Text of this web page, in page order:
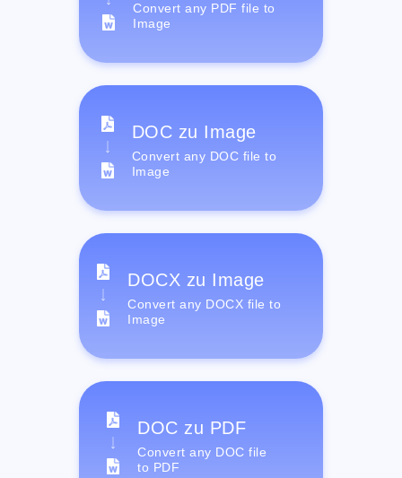
Convert any PDF file to
Image
DOC zu Image
Convert any DOC file to
Image
DOCX zu Image
Convert any DOCX file to
Image
DOC zu PDF
Convert any DOC file
to PDF